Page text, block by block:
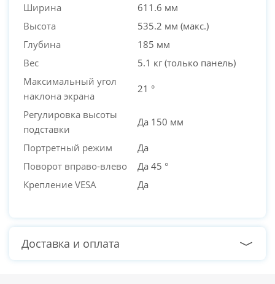
Ширина
611.6 мм
Высота
535.2 мм (макс.)
Глубина
185 мм
Вес
5.1 кг (только панель)
Максимальный угол
наклона экрана
21 °
Регулировка высоты
подставки
Да 150 мм
Портретный режим
Да
Поворот вправо-влево
Да 45 °
Крепление VESA
Да
Доставка и оплата